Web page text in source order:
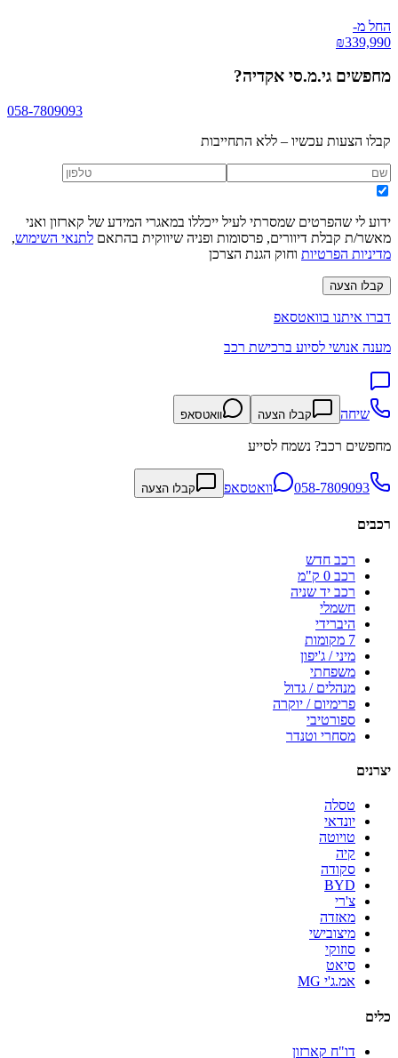
החל מ-
₪339,990
מחפשים גי.מ.סי אקדיה?
058-7809093
קבלו הצעות עכשיו – ללא התחייבות
ידוע לי שהפרטים שמסרתי לעיל ייכללו במאגרי המידע של קארזון ואני
מאשר/ת קבלת דיוורים, פרסומות ופניה שיווקית בהתאם לתנאי השימוש,
מדיניות הפרטיות וחוק הגנת הצרכן
קבלו הצעה
דברו איתנו בוואטסאפ
מענה אנושי לסיוע ברכישת רכב
שיחה קבלו הצעה וואטסאפ
מחפשים רכב? נשמח לסייע
058-7809093 וואטסאפ קבלו הצעה
רכבים
רכב חדש
רכב 0 ק"מ
רכב יד שניה
חשמלי
היברידי
7 מקומות
מיני / ג'יפון
משפחתי
מנהלים / גדול
פרימיום / יוקרה
ספורטיבי
מסחרי וטנדר
יצרנים
טסלה
יונדאי
טויוטה
קיה
סקודה
BYD
צ'רי
מאזדה
מיצובישי
סוזוקי
סיאט
אמ.ג'י MG
כלים
דו"ח קארזון